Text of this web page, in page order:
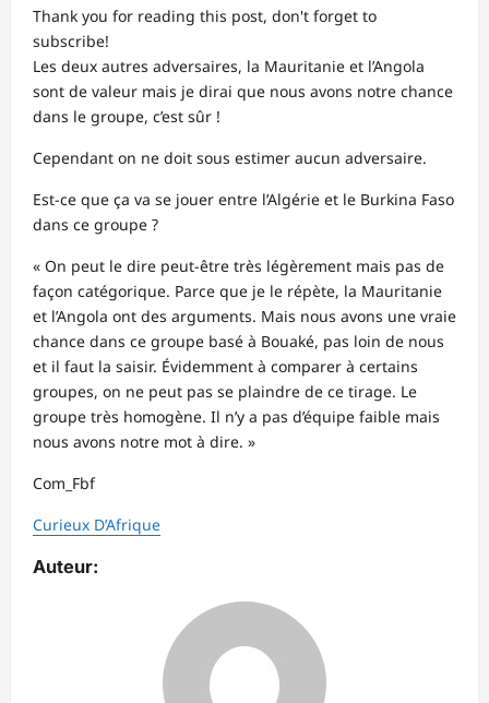
Thank you for reading this post, don't forget to
subscribe!
Les deux autres adversaires, la Mauritanie et l’Angola
sont de valeur mais je dirai que nous avons notre chance
dans le groupe, c’est sûr !
Cependant on ne doit sous estimer aucun adversaire.
Est-ce que ça va se jouer entre l’Algérie et le Burkina Faso
dans ce groupe ?
« On peut le dire peut-être très légèrement mais pas de
façon catégorique. Parce que je le répète, la Mauritanie
et l’Angola ont des arguments. Mais nous avons une vraie
chance dans ce groupe basé à Bouaké, pas loin de nous
et il faut la saisir. Évidemment à comparer à certains
groupes, on ne peut pas se plaindre de ce tirage. Le
groupe très homogène. Il n’y a pas d’équipe faible mais
nous avons notre mot à dire. »
Com_Fbf
Curieux D’Afrique
Auteur: